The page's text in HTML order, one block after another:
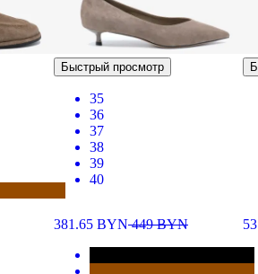
Быстрый просмотр
35
36
37
38
39
40
381.65 BYN449BYN